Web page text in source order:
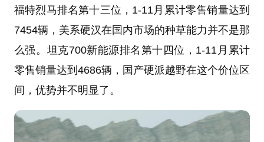
福特烈马排名第十三位，1-11月累计零售销量达到
7454辆，美系硬汉在国内市场的种草能力并不是那
么强。坦克700新能源排名第十四位，1-11月累计
零售销量达到4686辆，国产硬派越野在这个价位区
间，优势并不明显了。